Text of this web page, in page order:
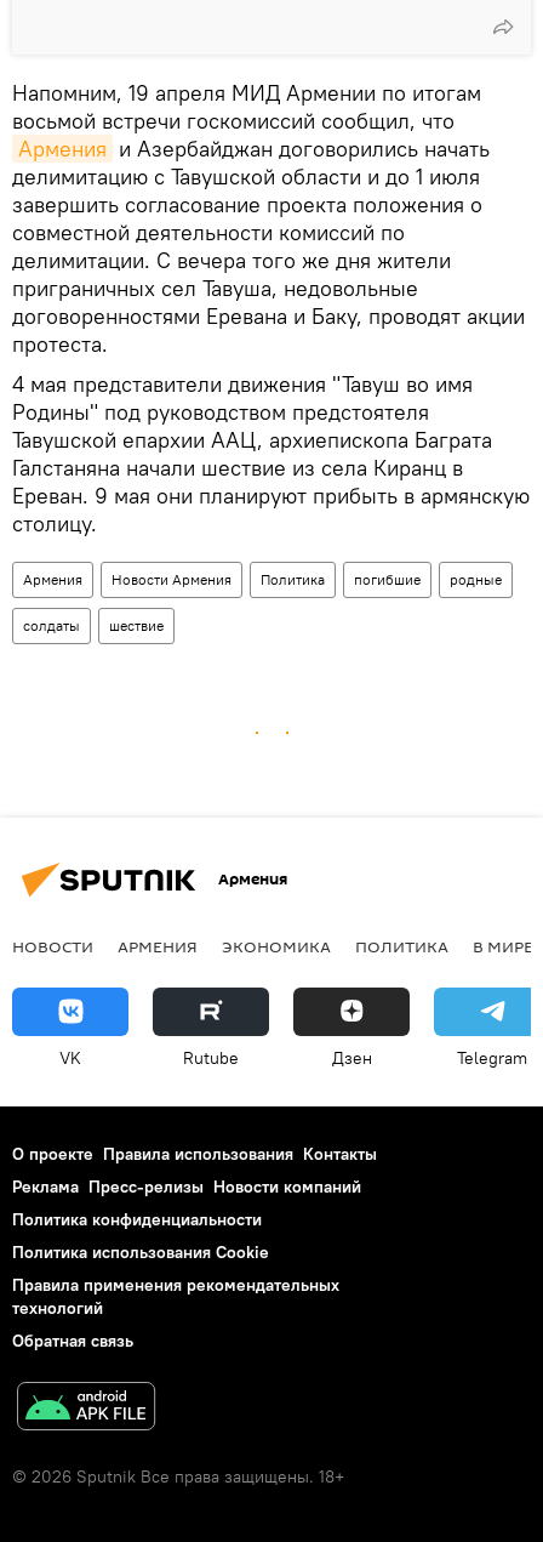
Напомним, 19 апреля МИД Армении по итогам
восьмой встречи госкомиссий сообщил, что
Армения и Азербайджан договорились начать
делимитацию с Тавушской области и до 1 июля
завершить согласование проекта положения о
совместной деятельности комиссий по
делимитации. С вечера того же дня жители
приграничных сел Тавуша, недовольные
договоренностями Еревана и Баку, проводят акции
протеста.
4 мая представители движения "Тавуш во имя
Родины" под руководством предстоятеля
Тавушской епархии ААЦ, архиепископа Баграта
Галстаняна начали шествие из села Киранц в
Ереван. 9 мая они планируют прибыть в армянскую
столицу.
Армения Новости Армения Политика погибшие родные
солдаты шествие
Армения
НОВОСТИ АРМЕНИЯ ЭКОНОМИКА ПОЛИТИКА В МИРЕ
VK Rutube Дзен Telegram
О проекте Правила использования Контакты
Реклама Пресс-релизы Новости компаний
Политика конфиденциальности
Политика использования Cookie
Правила применения рекомендательных
технологий
Обратная связь
© 2026 Sputnik Все права защищены. 18+